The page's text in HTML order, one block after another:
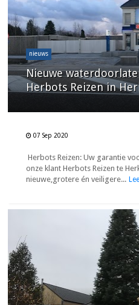
nieuws
Nieuwe
Herbots Reizen in
07 Sep 2020
Herbots Reizen: Uw garantie
onze klant Herbots Reizen te
nieuwe,grotere én veiligere...